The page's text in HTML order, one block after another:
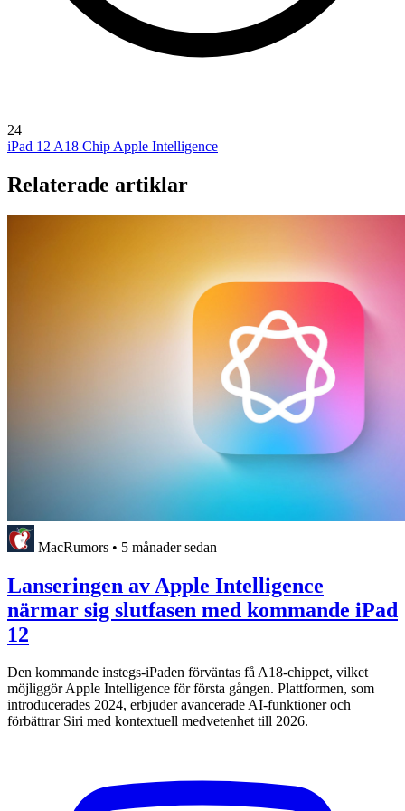
24
iPad 12 A18 Chip Apple Intelligence
Relaterade artiklar
MacRumors • 5 månader sedan
Lanseringen av Apple Intelligence
närmar sig slutfasen med kommande iPad
12
Den kommande instegs-iPaden förväntas få A18-chippet, vilket
möjliggör Apple Intelligence för första gången. Plattformen, som
introducerades 2024, erbjuder avancerade AI-funktioner och
förbättrar Siri med kontextuell medvetenhet till 2026.